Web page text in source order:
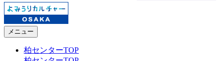
メニュー
柏センターTOP